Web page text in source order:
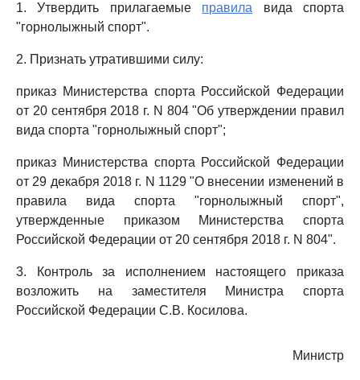
1. Утвердить прилагаемые правила вида спорта
"горнолыжный спорт".
2. Признать утратившими силу:
приказ Министерства спорта Российской Федерации
от 20 сентября 2018 г. N 804 "Об утверждении правил
вида спорта "горнолыжный спорт";
приказ Министерства спорта Российской Федерации
от 29 декабря 2018 г. N 1129 "О внесении изменений в
правила вида спорта "горнолыжный спорт",
утвержденные приказом Министерства спорта
Российской Федерации от 20 сентября 2018 г. N 804".
3. Контроль за исполнением настоящего приказа
возложить на заместителя Министра спорта
Российской Федерации С.В. Косилова.
Министр